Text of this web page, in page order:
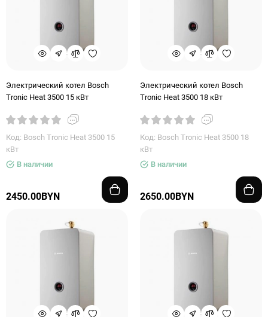
Электрический котел Bosch
Tronic Heat 3500 15 кВт
Код: Bosch Tronic Heat 3500 15
кВт
В наличии
2450.00BYN
Электрический котел Bosch
Tronic Heat 3500 18 кВт
Код: Bosch Tronic Heat 3500 18
кВт
В наличии
2650.00BYN